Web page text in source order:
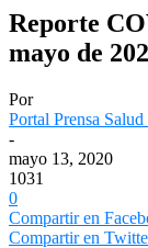
Reporte
mayo de
Por
Portal Prensa
-
mayo 13, 2020
1031
0
Compartir en
Compartir en